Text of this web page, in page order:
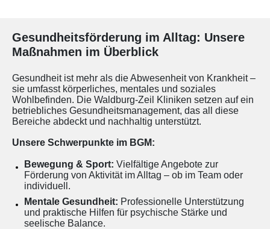
Gesundheitsförderung im Alltag: Unsere
Maßnahmen im Überblick
Gesundheit ist mehr als die Abwesenheit von Krankheit –
sie umfasst körperliches, mentales und soziales
Wohlbefinden. Die Waldburg-Zeil Kliniken setzen auf ein
betriebliches Gesundheitsmanagement, das all diese
Bereiche abdeckt und nachhaltig unterstützt.
Unsere Schwerpunkte im BGM:
Bewegung & Sport: Vielfältige Angebote zur
Förderung von Aktivität im Alltag – ob im Team oder
individuell.
Mentale Gesundheit: Professionelle Unterstützung
und praktische Hilfen für psychische Stärke und
seelische Balance.